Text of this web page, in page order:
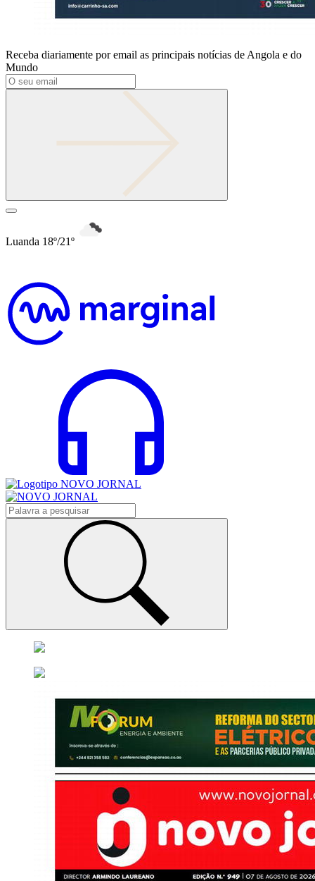
Receba diariamente por email as principais notícias de Angola e do
Mundo
Luanda 18º/21º